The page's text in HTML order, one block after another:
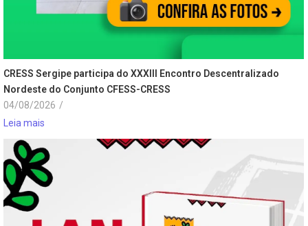
CRESS Sergipe participa do XXXIII Encontro Descentralizado
Nordeste do Conjunto CFESS-CRESS
04/08/2026 /
Leia mais